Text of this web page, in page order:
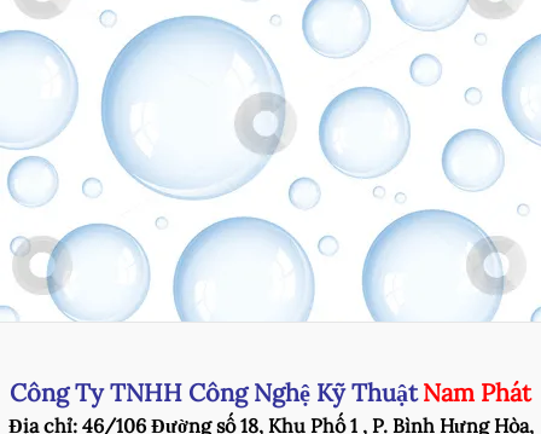
Công Ty TNHH Công Nghệ Kỹ Thuật Nam Phát
Địa chỉ: 46/106 Đường số 18, Khu Phố 1 , P. Bình Hưng Hòa,